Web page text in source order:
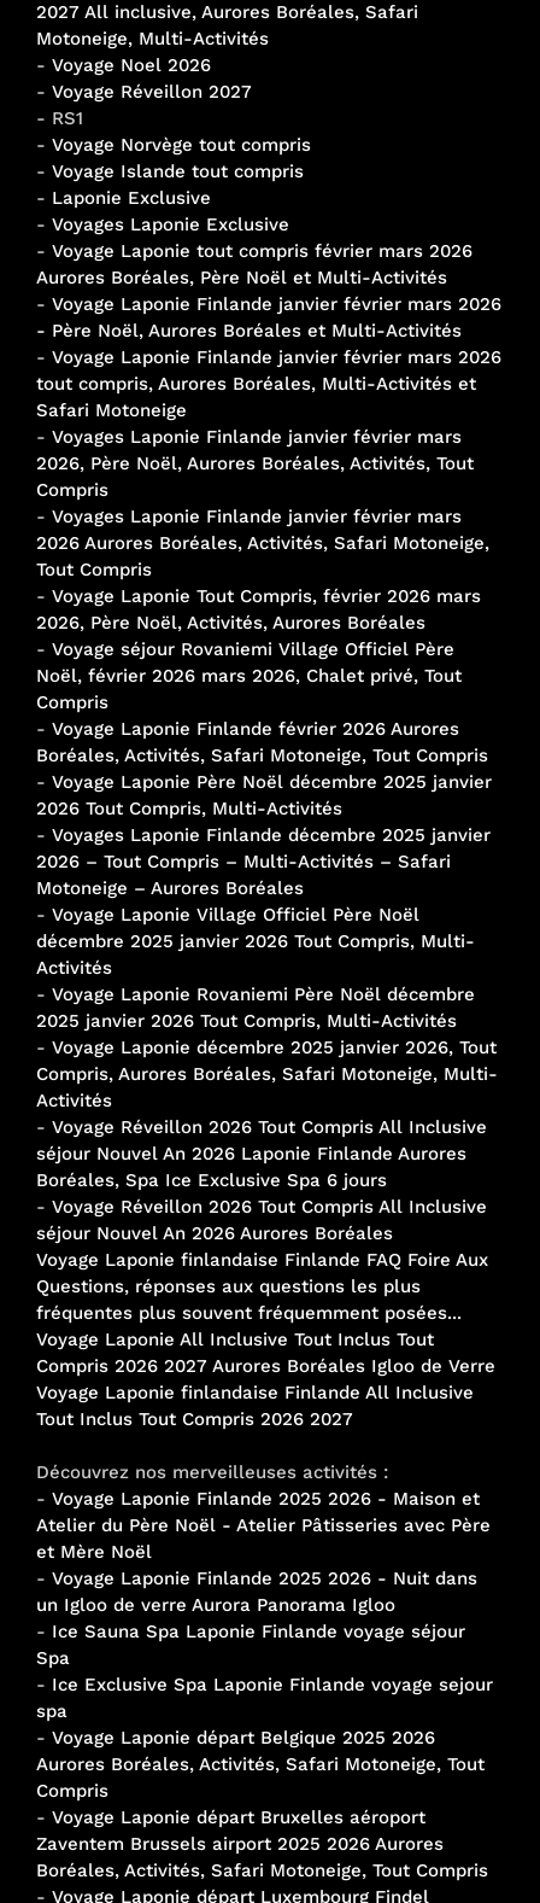
2027 All inclusive, Aurores Boréales, Safari
Motoneige, Multi-Activités
- Voyage Noel 2026
- Voyage Réveillon 2027
- RS1
- Voyage Norvège tout compris
- Voyage Islande tout compris
- Laponie Exclusive
- Voyages Laponie Exclusive
- Voyage Laponie tout compris février mars 2026
Aurores Boréales, Père Noël et Multi-Activités
- Voyage Laponie Finlande janvier février mars 2026
- Père Noël, Aurores Boréales et Multi-Activités
- Voyage Laponie Finlande janvier février mars 2026
tout compris, Aurores Boréales, Multi-Activités et
Safari Motoneige
- Voyages Laponie Finlande janvier février mars
2026, Père Noël, Aurores Boréales, Activités, Tout
Compris
- Voyages Laponie Finlande janvier février mars
2026 Aurores Boréales, Activités, Safari Motoneige,
Tout Compris
- Voyage Laponie Tout Compris, février 2026 mars
2026, Père Noël, Activités, Aurores Boréales
- Voyage séjour Rovaniemi Village Officiel Père
Noël, février 2026 mars 2026, Chalet privé, Tout
Compris
- Voyage Laponie Finlande février 2026 Aurores
Boréales, Activités, Safari Motoneige, Tout Compris
- Voyage Laponie Père Noël décembre 2025 janvier
2026 Tout Compris, Multi-Activités
- Voyages Laponie Finlande décembre 2025 janvier
2026 – Tout Compris – Multi-Activités – Safari
Motoneige – Aurores Boréales
- Voyage Laponie Village Officiel Père Noël
décembre 2025 janvier 2026 Tout Compris, Multi-
Activités
- Voyage Laponie Rovaniemi Père Noël décembre
2025 janvier 2026 Tout Compris, Multi-Activités
- Voyage Laponie décembre 2025 janvier 2026, Tout
Compris, Aurores Boréales, Safari Motoneige, Multi-
Activités
- Voyage Réveillon 2026 Tout Compris All Inclusive
séjour Nouvel An 2026 Laponie Finlande Aurores
Boréales, Spa Ice Exclusive Spa 6 jours
- Voyage Réveillon 2026 Tout Compris All Inclusive
séjour Nouvel An 2026 Aurores Boréales
Voyage Laponie finlandaise Finlande FAQ Foire Aux
Questions, réponses aux questions les plus
fréquentes plus souvent fréquemment posées...
Voyage Laponie All Inclusive Tout Inclus Tout
Compris 2026 2027 Aurores Boréales Igloo de Verre
Voyage Laponie finlandaise Finlande All Inclusive
Tout Inclus Tout Compris 2026 2027
Découvrez nos merveilleuses activités :
- Voyage Laponie Finlande 2025 2026 - Maison et
Atelier du Père Noël - Atelier Pâtisseries avec Père
et Mère Noël
- Voyage Laponie Finlande 2025 2026 - Nuit dans
un Igloo de verre Aurora Panorama Igloo
- Ice Sauna Spa Laponie Finlande voyage séjour
Spa
- Ice Exclusive Spa Laponie Finlande voyage sejour
spa
- Voyage Laponie départ Belgique 2025 2026
Aurores Boréales, Activités, Safari Motoneige, Tout
Compris
- Voyage Laponie départ Bruxelles aéroport
Zaventem Brussels airport 2025 2026 Aurores
Boréales, Activités, Safari Motoneige, Tout Compris
- Voyage Laponie départ Luxembourg Findel